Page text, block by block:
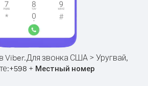
Viber.Для звонка США > Уругвай,
+598 + Местный номер